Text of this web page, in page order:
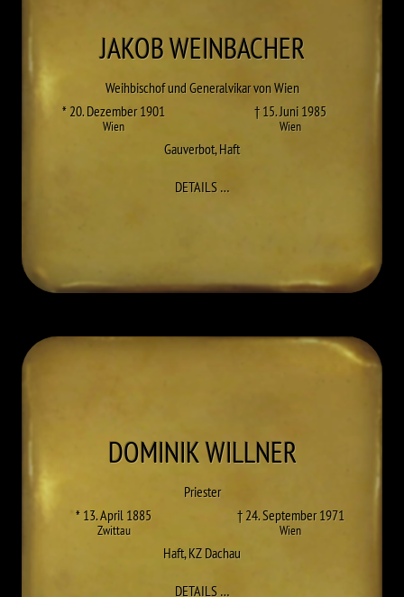
JAKOBWEINBACHER
Weihbischof und Generalvikar von Wien
* 20. Dezember 1901
Wien
† 15. Juni 1985
Wien
Gauverbot,Haft
DETAILS…ZU JAKOB WEINBACHER
DOMINIKWILLNER
Priester
* 13. April 1885
Zwittau
† 24. September 1971
Wien
Haft,KZ Dachau
DETAILS…ZU DOMINIK WILLNER